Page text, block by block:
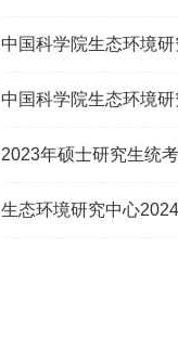
中国科学院生态环境
中国科学院生态环境
2023年硕士研究生统
生态环境研究中心